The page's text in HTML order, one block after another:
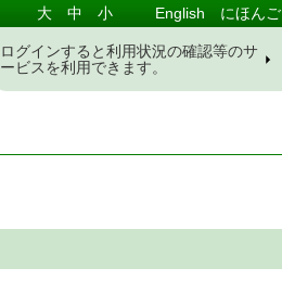
大 中 小 English にほんご
ログインすると利用状況の確認等のサ
ービスを利用できます。